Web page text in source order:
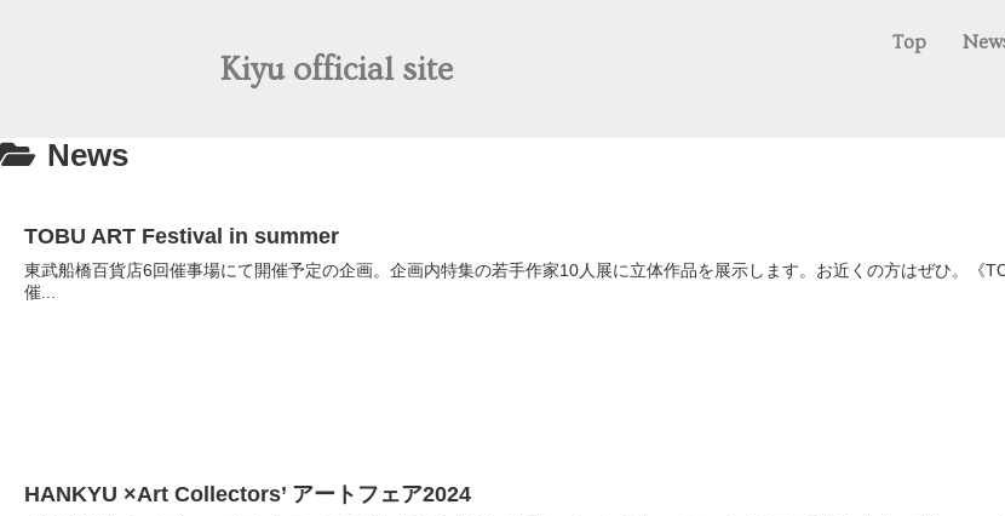
Kiyu official site
Top
News
TOBU ART Festival in summer
東武船橋百貨店6回催事場にて開催予定の企画。企画内特集の若手作家10人展に立体作品を展示します。お近くの方はぜひ。
催...
HANKYU ×Art Collectors’ アートフェア2024